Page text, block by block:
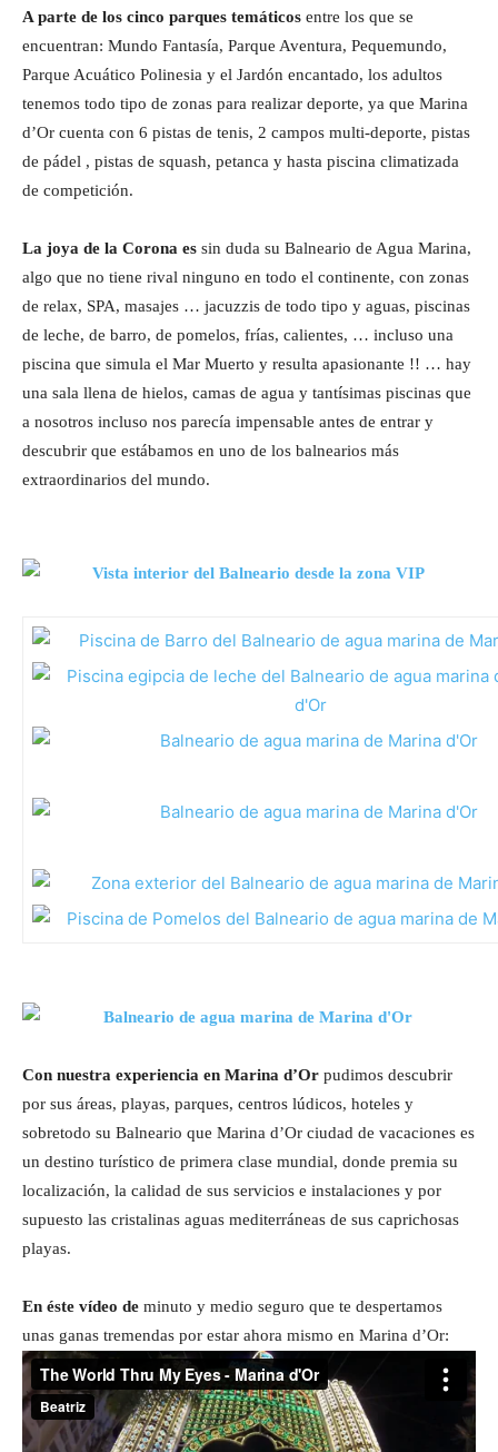
A parte de los cinco parques temáticos entre los que se
encuentran: Mundo Fantasía, Parque Aventura, Pequemundo,
Parque Acuático Polinesia y el Jardón encantado, los adultos
tenemos todo tipo de zonas para realizar deporte, ya que Marina
d’Or cuenta con 6 pistas de tenis, 2 campos multi-deporte, pistas
de pádel , pistas de squash, petanca y hasta piscina climatizada
de competición.
La joya de la Corona es sin duda su Balneario de Agua Marina,
algo que no tiene rival ninguno en todo el continente, con zonas
de relax, SPA, masajes … jacuzzis de todo tipo y aguas, piscinas
de leche, de barro, de pomelos, frías, calientes, … incluso una
piscina que simula el Mar Muerto y resulta apasionante !! … hay
una sala llena de hielos, camas de agua y tantísimas piscinas que
a nosotros incluso nos parecía impensable antes de entrar y
descubrir que estábamos en uno de los balnearios más
extraordinarios del mundo.
Con nuestra experiencia en Marina d’Or pudimos descubrir
por sus áreas, playas, parques, centros lúdicos, hoteles y
sobretodo su Balneario que Marina d’Or ciudad de vacaciones es
un destino turístico de primera clase mundial, donde premia su
localización, la calidad de sus servicios e instalaciones y por
supuesto las cristalinas aguas mediterráneas de sus caprichosas
playas.
En éste vídeo de minuto y medio seguro que te despertamos
unas ganas tremendas por estar ahora mismo en Marina d’Or: